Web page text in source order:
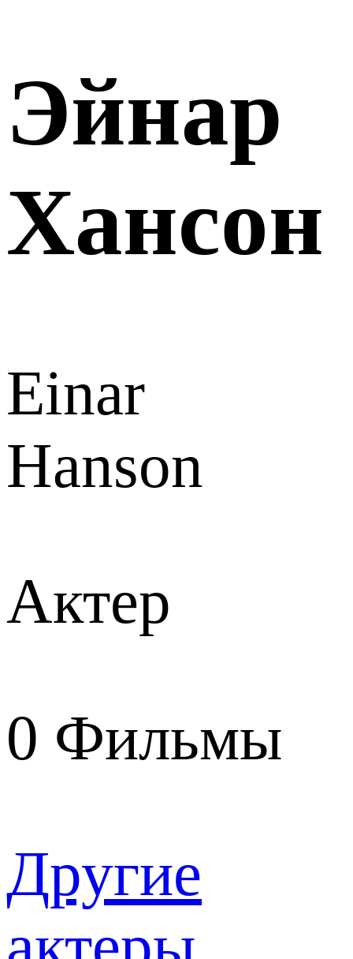
Эйнар
Хансон
Einar
Hanson
Актер
0 Фильмы
Другие